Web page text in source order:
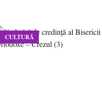
CULTURĂ